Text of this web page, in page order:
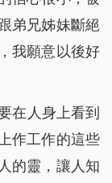
弟兄姊妹斷絕
我願意以後好
在人身上看到
作工作的這些
的靈，讓人知